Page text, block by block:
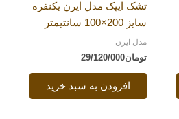
تشک ایپک مدل ایرن یکنفره
سایز 200×100 سانتیمتر
مدل ایرن
تومان29/120/000
افزودن به سبد خرید